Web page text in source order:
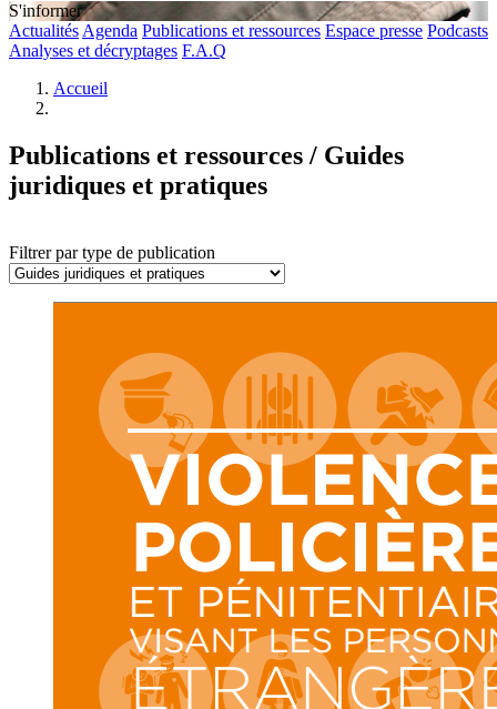
S'informer
Actualités Agenda Publications et ressources Espace presse Podcasts
Analyses et décryptages F.A.Q
Accueil
Publications et ressources / Guides
juridiques et pratiques
Filtrer par type de publication